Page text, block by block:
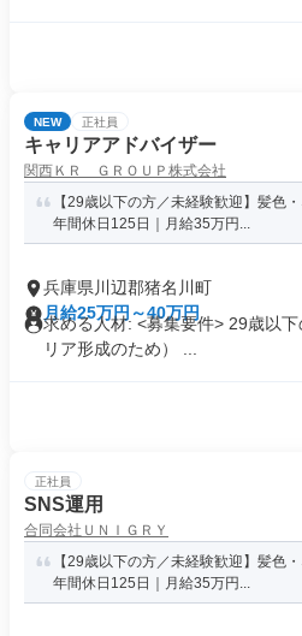
NEW 正社員
キャリアアドバイザー
関西ＫＲ ＧＲＯＵＰ株式会社
【29歳以下の方／未経験歓迎】髪色
年間休日125日｜月給35万円...
兵庫県川辺郡猪名川町
月給25万円～40万円
求める人材: <募集要件> 29歳以
リア形成のため） ...
正社員
SNS運用
合同会社ＵＮＩＧＲＹ
【29歳以下の方／未経験歓迎】髪色
年間休日125日｜月給35万円...